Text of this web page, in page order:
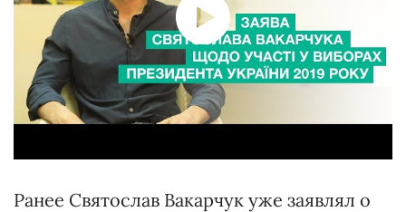
Ранее Святослав Вакарчук уже заявлял о